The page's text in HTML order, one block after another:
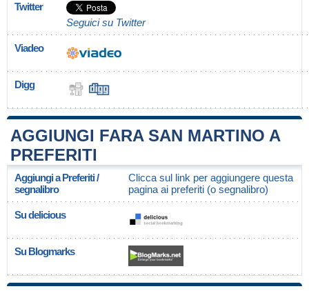
Twitter
Seguici su Twitter
Viadeo
Digg
AGGIUNGI FARA SAN MARTINO A
PREFERITI
Aggiungi a Preferiti /
segnalibro
Clicca sul link per aggiungere questa
pagina ai preferiti (o segnalibro)
Su delicious
Su Blogmarks